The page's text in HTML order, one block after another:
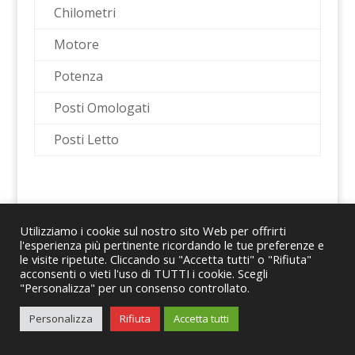
Chilometri
Motore
Potenza
Posti Omologati
Posti Letto
© 2024 Romano Caravans Group S.r.l. – P.IVA
08167441214
Utilizziamo i cookie sul nostro sito Web per offrirti
l'esperienza più pertinente ricordando le tue preferenze e
le visite ripetute. Cliccando su "Accetta tutti" o "Rifiuta"
acconsenti o vieti l'uso di TUTTI i cookie. Scegli
"Personalizza" per un consenso controllato.
Personalizza Rifiuta Accetta tutti